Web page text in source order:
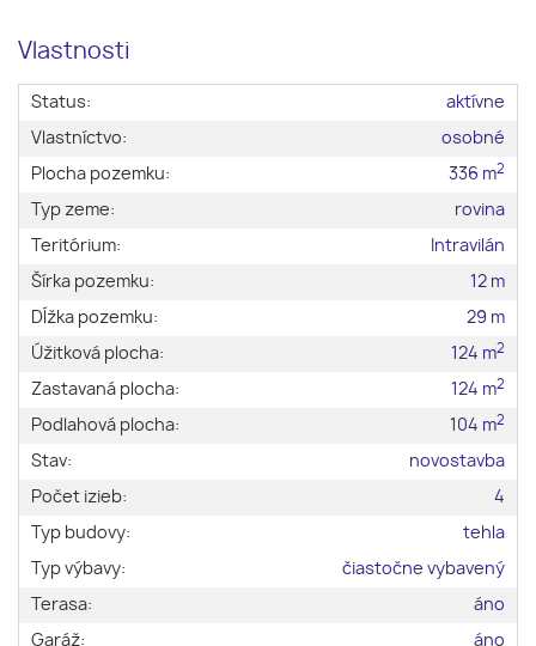
Vlastnosti
Status:
aktívne
Vlastníctvo:
osobné
Plocha pozemku:
336 m2
Typ zeme:
rovina
Teritórium:
Intravilán
Šírka pozemku:
12 m
Dĺžka pozemku:
29 m
Úžitková plocha:
124 m2
Zastavaná plocha: 124 m2
Podlahová plocha: 104 m2
Stav:
novostavba
Počet izieb:
4
Typ budovy:
tehla
Typ výbavy:
čiastočne vybavený
Terasa:
áno
Garáž:
áno